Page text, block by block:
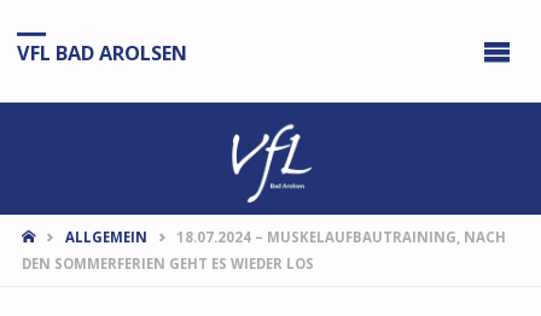
VFL BAD AROLSEN
STARTALLGEMEIN
18.07.2024 – MUSKELAUFBAUTRAINING, NACH
DEN SOMMERFERIEN GEHT ES WIEDER LOS